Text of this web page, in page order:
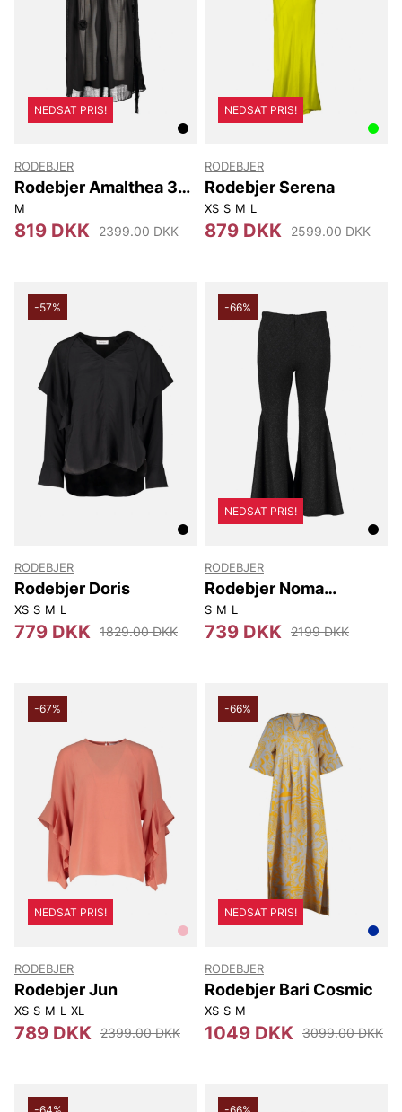
NEDSAT PRIS!
RODEBJER
Rodebjer Amalthea 3D
Floral
M
819 DKK 2399.00 DKK
NEDSAT PRIS!
RODEBJER
Rodebjer Serena
XS S M L
879 DKK 2599.00 DKK
-57%
RODEBJER
Rodebjer Doris
XS S M L
779 DKK 1829.00 DKK
-66%
NEDSAT PRIS!
RODEBJER
Rodebjer Noma
Jacquard
S M L
739 DKK 2199 DKK
-67%
NEDSAT PRIS!
RODEBJER
Rodebjer Jun
XS S M L XL
789 DKK 2399.00 DKK
-66%
NEDSAT PRIS!
RODEBJER
Rodebjer Bari Cosmic
XS S M
1049 DKK 3099.00 DKK
-64% -66%